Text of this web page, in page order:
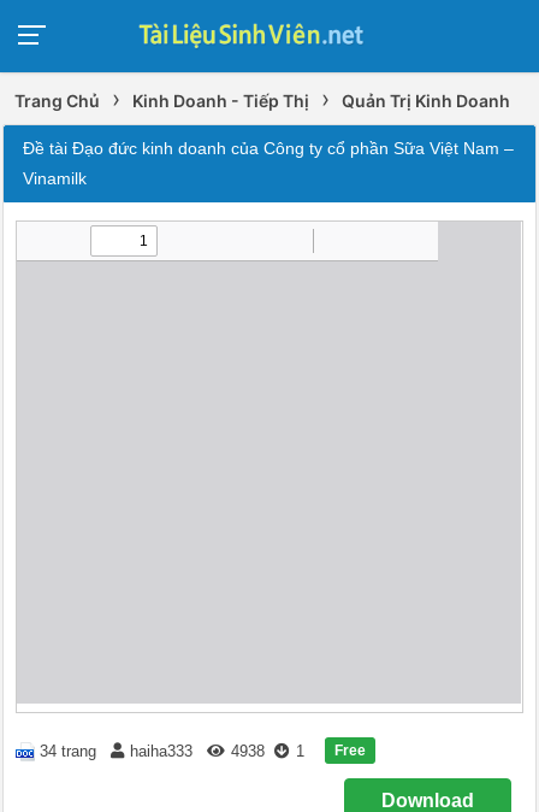
Trang Chủ › Kinh Doanh - Tiếp Thị › Quản Trị Kinh Doanh
Đề tài Đạo đức kinh doanh của Công ty cổ phần Sữa Việt Nam –
Vinamilk
34 trang haiha333 4938 1 Free
Download